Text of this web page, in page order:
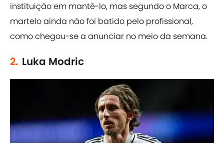
instituição em mantê-lo, mas segundo o Marca, o
martelo ainda não foi batido pelo profissional,
como chegou-se a anunciar no meio da semana.
2. Luka Modric